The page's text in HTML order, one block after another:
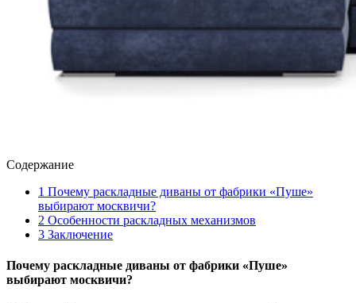
Содержание
1 Почему раскладные диваны от фабрики «Пуше»
выбирают москвичи?
2 Особенности раскладных механизмов
3 Заключение
Почему раскладные диваны от фабрики «Пуше»
выбирают москвичи?